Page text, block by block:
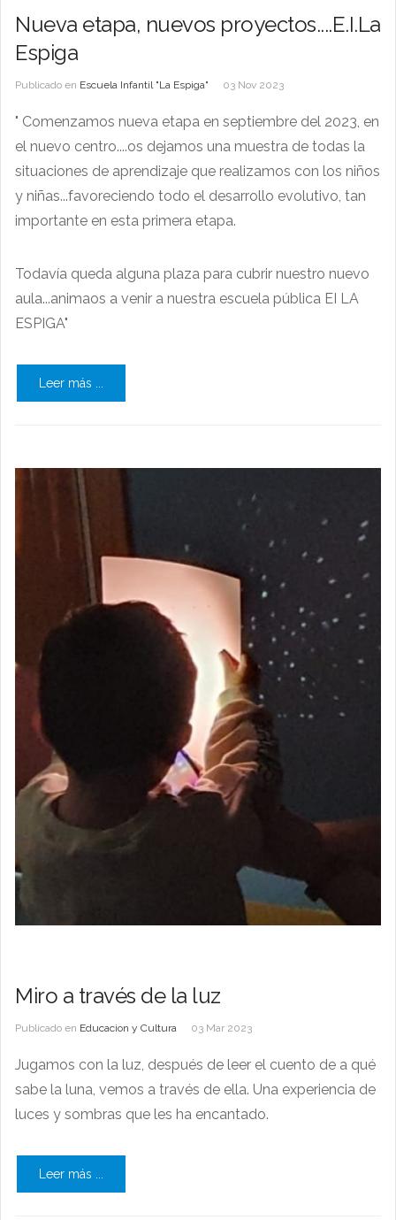
Nueva etapa, nuevos proyectos....E.I.La
Espiga
Publicado en Escuela Infantil "La Espiga" 03 Nov 2023
" Comenzamos nueva etapa en septiembre del 2023, en
el nuevo centro....os dejamos una muestra de todas la
situaciones de aprendizaje que realizamos con los niños
y niñas...favoreciendo todo el desarrollo evolutivo, tan
importante en esta primera etapa.
Todavía queda alguna plaza para cubrir nuestro nuevo
aula...animaos a venir a nuestra escuela pública EI LA
ESPIGA"
Leer más ...
Miro a través de la luz
Publicado en Educacion y Cultura 03 Mar 2023
Jugamos con la luz, después de leer el cuento de a qué
sabe la luna, vemos a través de ella. Una experiencia de
luces y sombras que les ha encantado.
Leer más ...